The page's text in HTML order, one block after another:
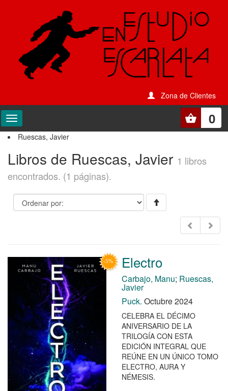
Zona de Clientes
0
Ruescas, Javier
Libros de Ruescas, Javier 1 libros
encontrados. (1 páginas).
Electro
Carbajo, Manu; Ruescas,
Javier
Puck. Octubre 2024
CELEBRA EL DÉCIMO
ANIVERSARIO DE LA
TRILOGÍA CON ESTA
EDICIÓN INTEGRAL QUE
REÚNE EN UN ÚNICO TOMO
ELECTRO, AURA Y
NÉMESIS.